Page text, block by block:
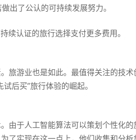
出了公认的可持续发展努力。
续认证的旅行选择支付更多费用。
旅游业也是如此。最值得关注的技
后买”旅行体验的崛起。
由于人工智能算法可以策划个性化